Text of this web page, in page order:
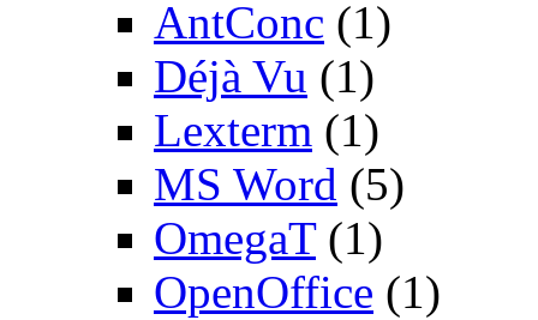
AntConc (1)
Déjà Vu (1)
Lexterm (1)
MS Word (5)
OmegaT(1)
OpenOffice (1)